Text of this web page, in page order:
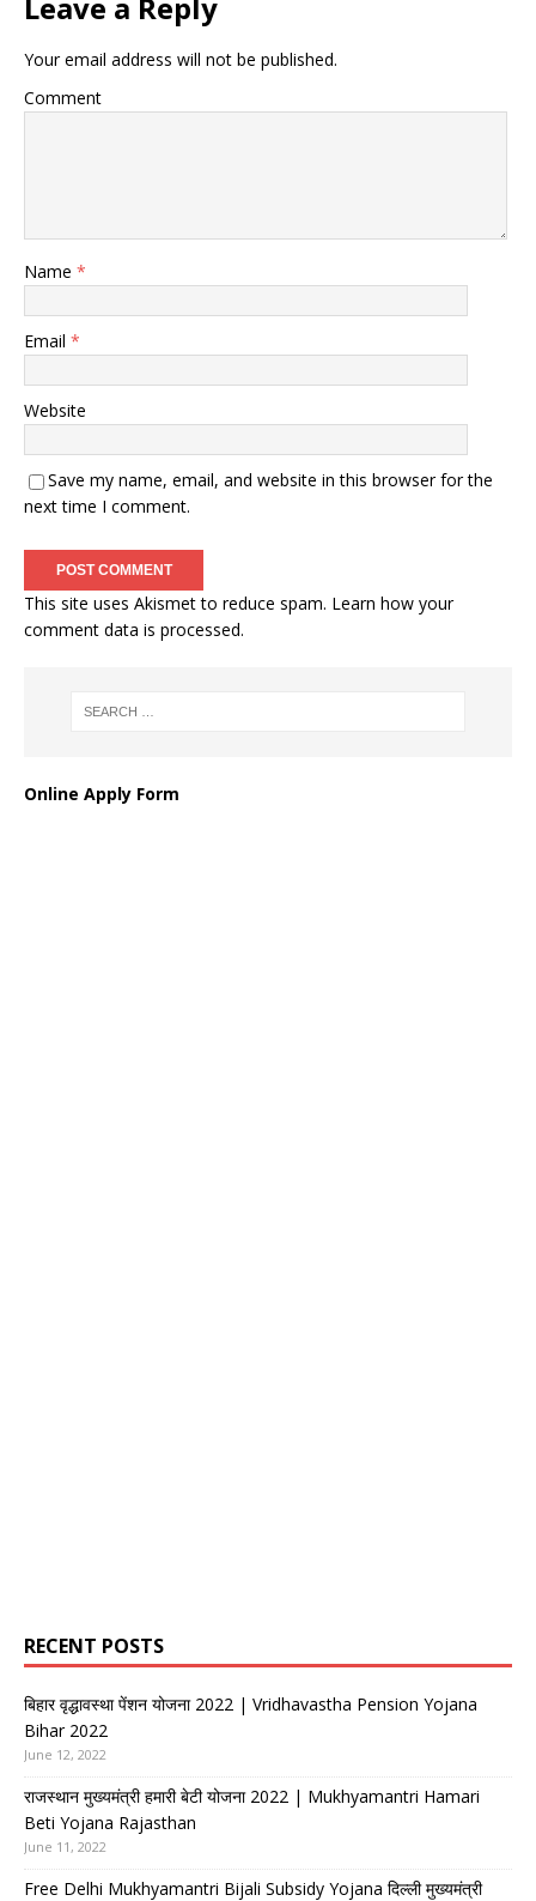
Your email address will not be published.
Comment
Name *
Email *
Website
Save my name, email, and website in this browser for the
next time I comment.
This site uses Akismet to reduce spam. Learn how your
comment data is processed.
Online Apply Form
RECENT POSTS
बिहार वृद्धावस्था पेंशन योजना 2022 | Vridhavastha Pension Yojana
Bihar 2022
June 12, 2022
राजस्थान मुख्यमंत्री हमारी बेटी योजना 2022 | Mukhyamantri Hamari
Beti Yojana Rajasthan
June 11, 2022
Free Delhi Mukhyamantri Bijali Subsidy Yojana दिल्ली मुख्यमंत्री